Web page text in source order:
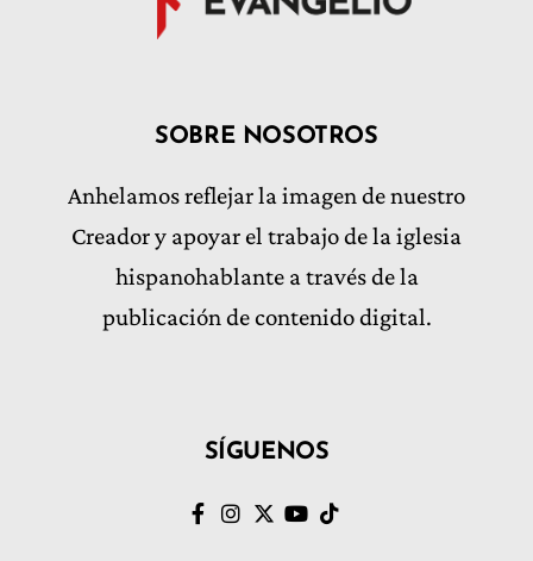
SOBRE NOSOTROS
Anhelamos reflejar la imagen de nuestro
Creador y apoyar el trabajo de la iglesia
hispanohablante a través de la
publicación de contenido digital.
SÍGUENOS